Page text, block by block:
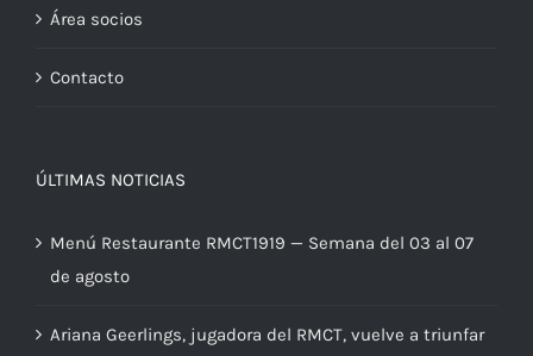
Área socios
Contacto
ÚLTIMAS NOTICIAS
Menú Restaurante RMCT1919 — Semana del 03 al 07
de agosto
Ariana Geerlings, jugadora del RMCT, vuelve a triunfar